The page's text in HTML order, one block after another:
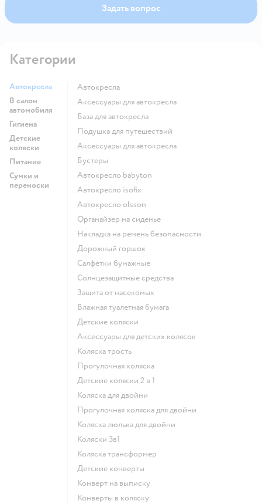
Задать вопрос
Категории
Автокресла
В салон
автомобиля
Гигиена
Детские
коляски
Питание
Сумки и
переноски
Автокресла
Аксессуары для автокресла
База для автокресла
Подушка для путешествий
Аксессуары для автокресла
Бустеры
Автокресло babyton
Автокресло isofix
Автокресло olsson
Органайзер на сиденье
Накладка на ремень безопасности
Дорожный горшок
Салфетки бумажные
Солнцезащитные средства
Защита от насекомых
Влажная туалетная бумага
Детские коляски
Аксессуары для детских колясок
Коляска трость
Прогулочная коляска
Детские коляски 2 в 1
Коляска для двойни
Прогулочная коляска для двойни
Коляска люлька для двойни
Коляски 3в1
Коляска трансформер
Детские конверты
Конверт на выписку
Конверты в коляску